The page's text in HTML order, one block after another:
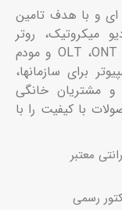
ای و با هدف تامین
میکروتیک، روتر
میکروتیک، سوئیچ سیسکو، روتر سیسکو، OLT ،ONT و مودم
برای سازمانها،
مشتریان خانگی
با کیفیت را با
معتبر
رسمی